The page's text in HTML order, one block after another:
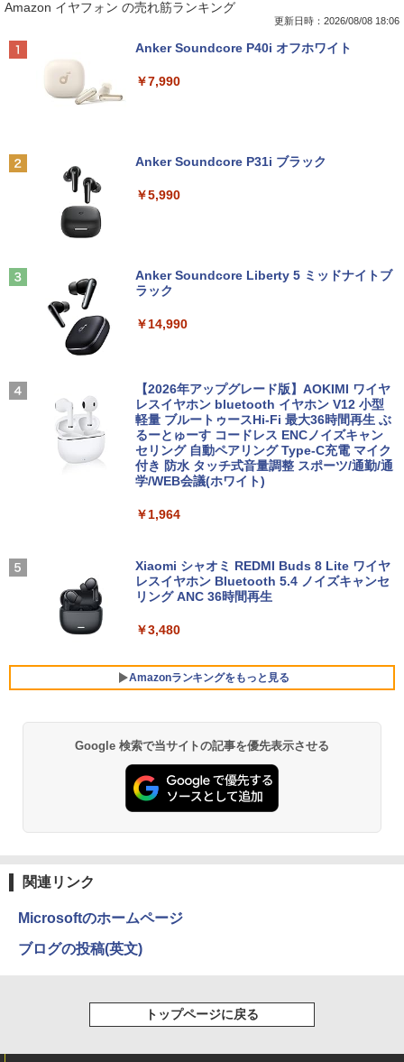
H&B 搭載｜中古 ノートパソコン Windo
ws11 Office付｜スペック Core i5 第7世
キー DVDドライブ搭載 CD DVD 再生可
PC オフィス搭載
2026】【Office2019H&B】【DVD×テン
ソコン/Windows11/Windows10
ei7】富士通 LIFEBOOK/Core i7/メモリ:
8GB/16GB/SSD:256GB/512GB/1TB/15.
6型 液晶/Wi-fi/DVD/USB 3.0/Office/中古
パソコン/中古ノートパソコン/中古ノート
PC/Windows11
￥24,999
ソコン 中古パソコン 中古 Office付き バ
ッテリー良好 DVDマルチ 初心者向け 大
画面 ビジネス 仕事 訳あり Windows11
8GB 15.6インチ 中古 パソコン ノートパ
ソコン
￥30,999
【★最大100%ポイント】Lenovo Think
Pad L580/L590/第8世代 Core i5 /メモ
リ:8GB/16GB/32GB/SSD:256GB/512G
B/1TB/15.6型/Webカメラ/WIFI/無線LA
N/Bluetooth/HDMI/USB Type-C/中古 パ
ソコン 中古PC 中古ノートパソコン Win
dows11
0.1インチ IPS液晶 小型 LEDバックライ
ト モバイルディスプレイ ゲーミングモニ
oid iPhone iPad 1年保証 日本語説明書
【楽天1位常連・超800冠獲得】黒/白 モ
00Hz /180Hz/165Hz/100Hz ゲーミングモ
￥11,999
￥12,280
【P最大31.5%還元！】Minifire モニター
24インチ IPS 内蔵スピーカーディスプレ
軽減 フリッカーフリー VESA対応 フレー
料無料】pcモニター (ケーブル付）
￥10,980
5
DSパネル液晶ディスプレイ ［21.5型 /フ
ルHD(1920×1080) /ワイド］ ブラック
￥13,980
月号 ミルク M!LK MILK
￥5,180
￥1,375
聞ける!はじめてずかん1000 英語つき／
小学館辞典編集部
￥5,478
ver 山中柔太朗(B4サイズ両面ピンナッ
￥2,200
Amazon イヤフォン の売れ筋ランキング
更新日時：2026/08/08 18:06
Anker Soundcore P40i オフホワイト
￥7,990
Anker Soundcore P31i ブラック
￥5,990
Anker Soundcore Liberty 5 ミッドナイトブ
ラック
￥14,990
【2026年アップグレード版】AOKIMI ワイヤ
レスイヤホン bluetooth イヤホン V12 小型
軽量 ブルートゥースHi-Fi 最大36時間再生 ぶ
るーとゅーす コードレス ENCノイズキャン
セリング 自動ペアリング Type-C充電 マイク
付き 防水 タッチ式音量調整 スポーツ/通勤/通
学/WEB会議(ホワイト)
￥1,964
Xiaomi シャオミ REDMI Buds 8 Lite ワイヤ
レスイヤホン Bluetooth 5.4 ノイズキャンセ
リング ANC 36時間再生
￥3,480
Amazonランキングをもっと見る
BRUCE WAYNE feat. Flo Milli, ATL Jacob
[Explicit]
￥250
￥250
￥250
by Amazon 天然水 ラベルレス 500ml ×24本
富士山の天然水 バナジウム含有 水 ミネラル
ウォーター ペットボトル 静岡県産 500ミリリ
ットル (Smart Basic)
￥1,380
￥1,117
薬屋のひとりごと 17巻 (デジタル版ビッグガ
ンガンコミックス)
￥770
￥832
￥594
Google 検索で当サイトの記事を優先表示させる
関連リンク
Microsoftのホームページ
ブログの投稿(英文)
トップページに戻る